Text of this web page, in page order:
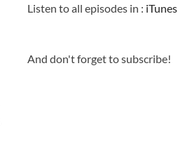
Listen to all episodes in : iTunes
And don't forget to subscribe!